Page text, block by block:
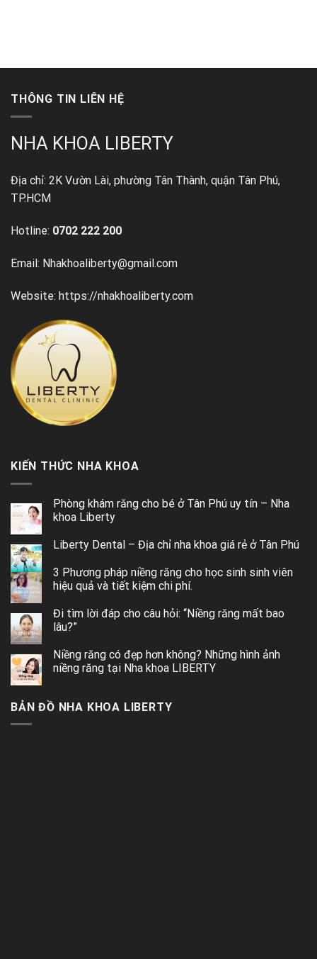
THÔNG TIN LIÊN HỆ
NHA KHOA LIBERTY
Địa chỉ: 2K Vườn Lài, phường Tân Thành, quận Tân Phú,
TP.HCM
Hotline: 0702 222 200
Email: Nhakhoaliberty@gmail.com
Website: https://nhakhoaliberty.com
KIẾN THỨC NHA KHOA
Phòng khám răng cho bé ở Tân Phú uy tín – Nha
khoa Liberty
Liberty Dental – Địa chỉ nha khoa giá rẻ ở Tân Phú
3 Phương pháp niềng răng cho học sinh sinh viên
hiệu quả và tiết kiệm chi phí.
Đi tìm lời đáp cho câu hỏi: “Niềng răng mất bao
lâu?”
Niềng răng có đẹp hơn không? Những hình ảnh
niềng răng tại Nha khoa LIBERTY
BẢN ĐỒ NHA KHOA LIBERTY